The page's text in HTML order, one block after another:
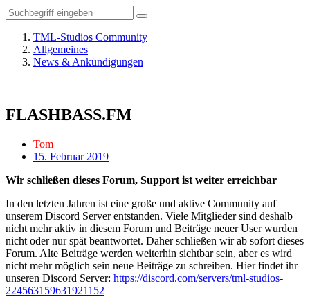
TML-Studios Community
Allgemeines
News & Ankündigungen
FLASHBASS.FM
Tom
15. Februar 2019
Wir schließen dieses Forum, Support ist weiter erreichbar
In den letzten Jahren ist eine große und aktive Community auf
unserem Discord Server entstanden. Viele Mitglieder sind deshalb
nicht mehr aktiv in diesem Forum und Beiträge neuer User wurden
nicht oder nur spät beantwortet. Daher schließen wir ab sofort dieses
Forum. Alte Beiträge werden weiterhin sichtbar sein, aber es wird
nicht mehr möglich sein neue Beiträge zu schreiben. Hier findet ihr
unseren Discord Server: https://discord.com/servers/tml-studios-
224563159631921152